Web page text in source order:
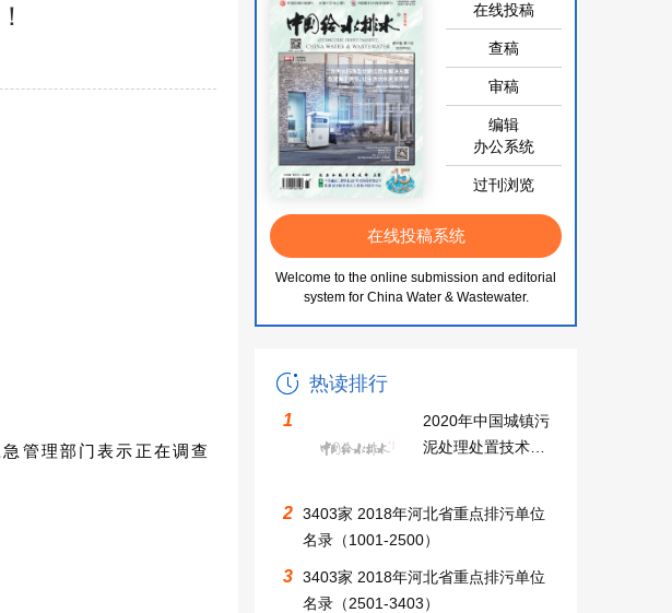
管理部门表示正在调查
在线投稿
查稿
审稿
编辑
办公系统
过刊浏览
在线投稿系统
Welcome to the online submission and editorial
system for China Water & Wastewater.
热读排行
1
2020年中国城镇污
泥处理处置技术与
市建设及固废资源
化利用大会邀请函
2 3403家 2018年河北省重点排污单位
名录（1001-2500）
3 3403家 2018年河北省重点排污单位
名录（2501-3403）